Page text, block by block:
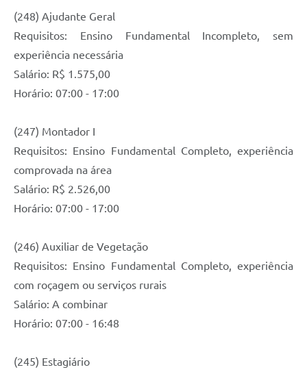
(248) Ajudante Geral
Requisitos: Ensino Fundamental Incompleto, sem
experiência necessária
Salário: R$ 1.575,00
Horário: 07:00 - 17:00
(247) Montador I
Requisitos: Ensino Fundamental Completo, experiência
comprovada na área
Salário: R$ 2.526,00
Horário: 07:00 - 17:00
(246) Auxiliar de Vegetação
Requisitos: Ensino Fundamental Completo, experiência
com roçagem ou serviços rurais
Salário: A combinar
Horário: 07:00 - 16:48
(245) Estagiário